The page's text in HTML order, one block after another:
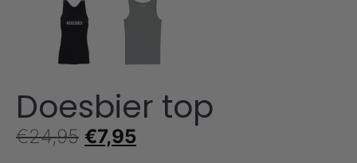
Doesbier top
€24,95 €7,95